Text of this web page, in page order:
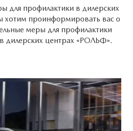
для профилактики в дилерских
хотим проинформировать вас о
меры для профилактики
центрах «РОЛЬФ».